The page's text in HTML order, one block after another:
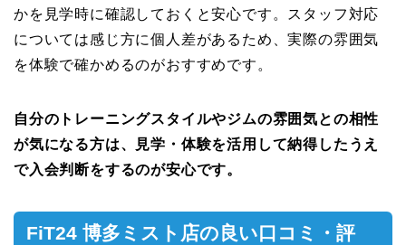
かを見学時に確認しておくと安心です。スタッフ対応
については感じ方に個人差があるため、実際の雰囲気
を体験で確かめるのがおすすめです。
自分のトレーニングスタイルやジムの雰囲気との相性
が気になる方は、見学・体験を活用して納得したうえ
で入会判断をするのが安心です。
FiT24 博多ミスト店の良い口コミ・評